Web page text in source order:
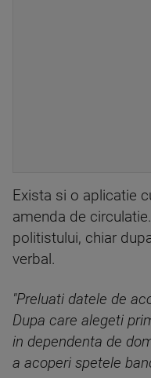
Exista si o aplicatie
amenda de
politistului, chiar
verbal.
"Preluati datele de
Dupa care alegeti
in dependenta de
a acoperi spetele